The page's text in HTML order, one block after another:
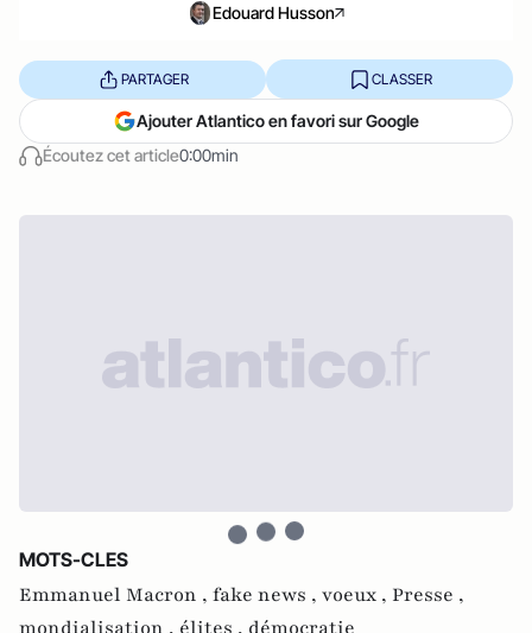
Edouard Husson
Écoutez cet article0:00min
PARTAGER CLASSER
Ajouter Atlantico en favori sur Google
MOTS-CLES
Emmanuel Macron , fake news , voeux , Presse ,